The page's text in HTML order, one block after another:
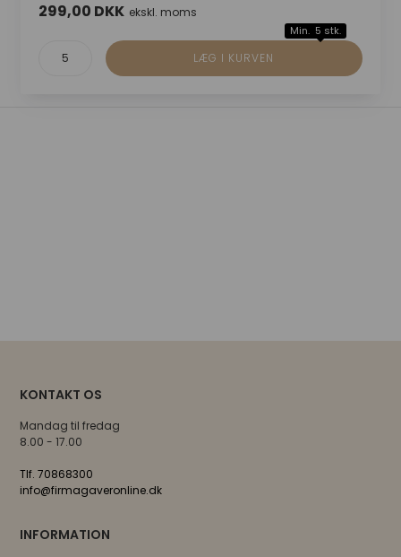
299,00 DKK ekskl. moms
Min. 5 stk.
KONTAKT OS
Mandag til fredag
8.00 - 17.00
Tlf. 70868300
info@firmagaveronline.dk
INFORMATION